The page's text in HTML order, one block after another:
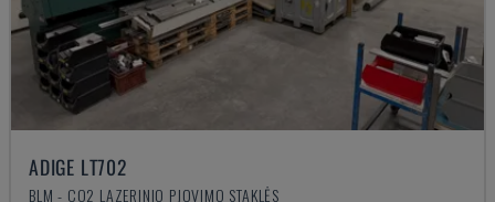
ADIGE LT702
BLM - CO2 LAZERINIO PJOVIMO STAKLĖS